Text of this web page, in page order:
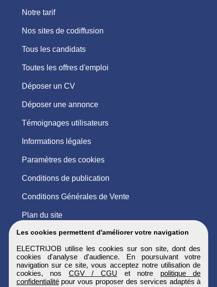
Les cookies permettent d'améliorer votre navigation
ELECTRIJOB utilise les cookies sur son site, dont des
cookies d'analyse d'audience. En poursuivant votre
navigation sur ce site, vous acceptez notre utilisation de
cookies, nos CGV / CGU et notre politique de
confidentialitépour vous proposer des services adaptés à
Notre tarif
Nos sites de codiffusion
Tous les candidats
Toutes les offres d'emploi
Déposer un CV
Déposer une annonce
Témoignages utilisateurs
Informations légales
Paramètres des cookies
Conditions de publication
Conditions Générales de Vente
Plan du site